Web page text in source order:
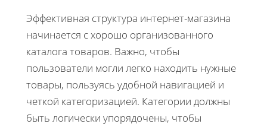
Эффективная структура интернет-магазина
начинается с хорошо организованного
каталога товаров. Важно, чтобы
пользователи могли легко находить нужные
товары, пользуясь удобной навигацией и
четкой категоризацией. Категории должны
быть логически упорядочены, чтобы